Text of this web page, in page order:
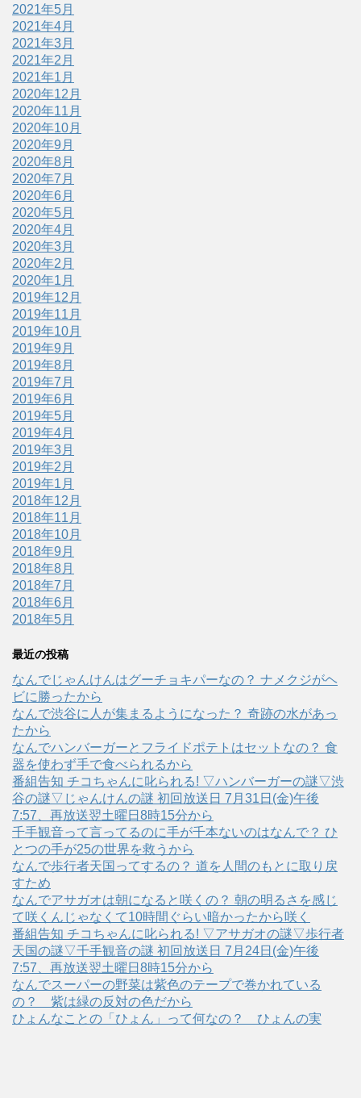
2021年5月
2021年4月
2021年3月
2021年2月
2021年1月
2020年12月
2020年11月
2020年10月
2020年9月
2020年8月
2020年7月
2020年6月
2020年5月
2020年4月
2020年3月
2020年2月
2020年1月
2019年12月
2019年11月
2019年10月
2019年9月
2019年8月
2019年7月
2019年6月
2019年5月
2019年4月
2019年3月
2019年2月
2019年1月
2018年12月
2018年11月
2018年10月
2018年9月
2018年8月
2018年7月
2018年6月
2018年5月
最近の投稿
なんでじゃんけんはグーチョキパーなの？ ナメクジがヘ
ビに勝ったから
なんで渋谷に人が集まるようになった？ 奇跡の水があっ
たから
なんでハンバーガーとフライドポテトはセットなの？ 食
器を使わず手で食べられるから
番組告知 チコちゃんに叱られる! ▽ハンバーガーの謎▽渋
谷の謎▽じゃんけんの謎 初回放送日 7月31日(金)午後
7:57、再放送翌土曜日8時15分から
千手観音って言ってるのに手が千本ないのはなんで？ ひ
とつの手が25の世界を救うから
なんで歩行者天国ってするの？ 道を人間のもとに取り戻
すため
なんでアサガオは朝になると咲くの？ 朝の明るさを感じ
て咲くんじゃなくて10時間ぐらい暗かったから咲く
番組告知 チコちゃんに叱られる! ▽アサガオの謎▽歩行者
天国の謎▽千手観音の謎 初回放送日 7月24日(金)午後
7:57、再放送翌土曜日8時15分から
なんでスーパーの野菜は紫色のテープで巻かれている
の？ 紫は緑の反対の色だから
ひょんなことの「ひょん」って何なの？ ひょんの実